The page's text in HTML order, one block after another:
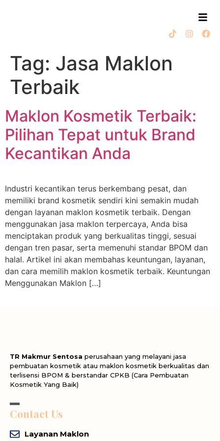
Tag: Jasa Maklon
Terbaik
Maklon Kosmetik Terbaik:
Pilihan Tepat untuk Brand
Kecantikan Anda
Industri kecantikan terus berkembang pesat, dan
memiliki brand kosmetik sendiri kini semakin mudah
dengan layanan maklon kosmetik terbaik. Dengan
menggunakan jasa maklon terpercaya, Anda bisa
menciptakan produk yang berkualitas tinggi, sesuai
dengan tren pasar, serta memenuhi standar BPOM dan
halal. Artikel ini akan membahas keuntungan, layanan,
dan cara memilih maklon kosmetik terbaik. Keuntungan
Menggunakan Maklon […]
TR Makmur Sentosa perusahaan yang melayani jasa
pembuatan kosmetik atau maklon kosmetik berkualitas dan
terlisensi BPOM & berstandar CPKB (Cara Pembuatan
Kosmetik Yang Baik)
Contact Us
Layanan Maklon